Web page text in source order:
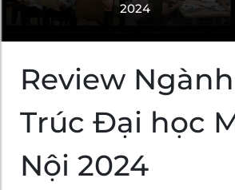
2024
Review
Trúc Đại học
Nội 2024